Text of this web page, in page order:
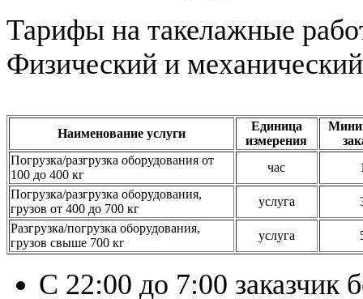
Тарифы на такелажные
Физический и
Наименование услуги
Единица
измерения
Погрузка/разгрузка оборудования от
100 до 400 кг
час
Погрузка/разгрузка оборудования,
грузов от 400 до 700 кг
услуга
Разгрузка/погрузка оборудования,
грузов свыше 700 кг
услуга
С 22:00 до 7:00 заказчик